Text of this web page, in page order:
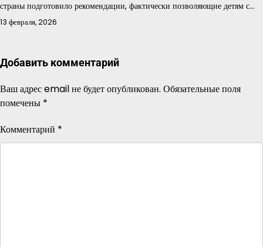
страны подготовило рекомендации, фактически позволяющие детям с…
13 февраля, 2026
Добавить комментарий
Ваш адрес email не будет опубликован. Обязательные поля
помечены *
Комментарий *